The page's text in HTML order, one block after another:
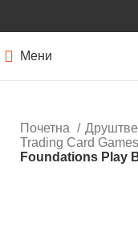
Мени
Почетна
Trading Card Games
Foundations Play